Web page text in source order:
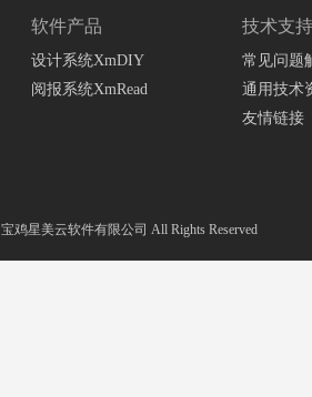
软件产品
设计系统XmDIY
阅报系统XmRead
技术支持
常见问题
通用技术
友情链接
宝鸡星美云软件有限公司 All Rights Reserved